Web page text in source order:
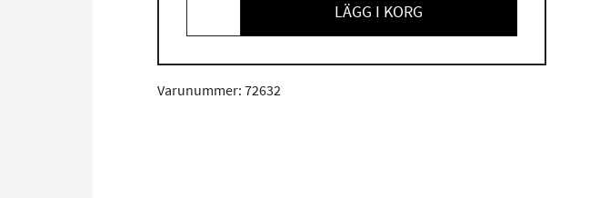
LÄGG I KORG
Varunummer: 72632